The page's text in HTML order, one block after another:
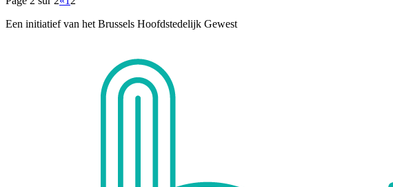
Een initiatief van het Brussels Hoofdstedelijk Gewest